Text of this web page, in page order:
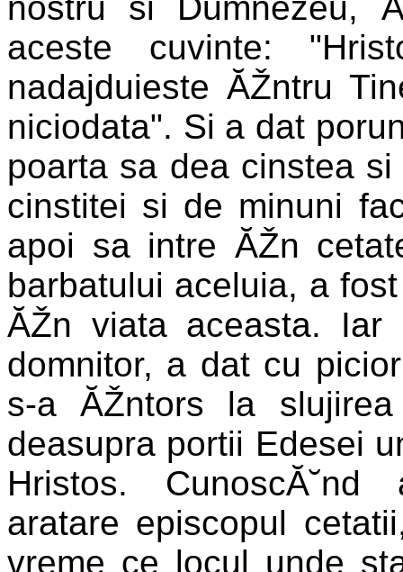
aceste cuvinte:
nadajduieste ĂŽntru
niciodata". Si a dat
poarta sa dea cinstea
cinstitei si de minuni
apoi sa intre ĂŽn
barbatului aceluia, a
ĂŽn viata aceasta.
domnitor, a dat cu
s-a ĂŽntors la
deasupra portii Edesei
Hristos.
aratare episcopul
vreme ce locul unde